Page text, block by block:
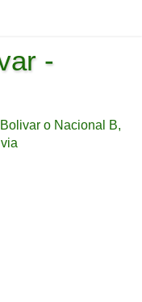
-
o Nacional B,